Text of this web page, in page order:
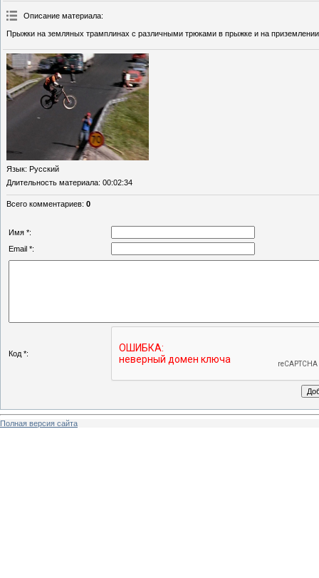
Описание материала:
Прыжки на земляных трамплинах с различными трюками в прыжке и на
Язык: Русский
Длительность материала: 00:02:34
Всего комментариев: 0
Имя *:
Email *:
Код *:
Полная версия сайта